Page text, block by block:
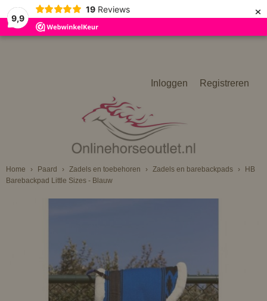
9,9
19 Reviews ×
Inloggen Registreren
Home › Paard › Zadels en toebehoren › Zadels en barebackpads ›
HB
Barebackpad Little Sizes - Blauw